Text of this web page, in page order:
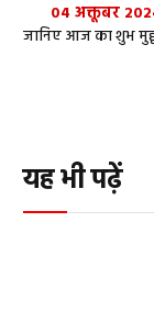
04 अक्तूबर
जानिए आज का शुभ
यह भी पढ़ें